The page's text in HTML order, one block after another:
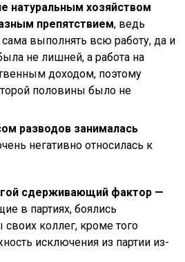
натуральным хозяйством
препятствием, ведь
выполнять всю работу, да и
не лишней, а работа на
доходом, поэтому
половины было не
разводов занималась
негативно относилась к
сдерживающий фактор —
в партиях, боялись
коллег, кроме того
исключения из партии из-